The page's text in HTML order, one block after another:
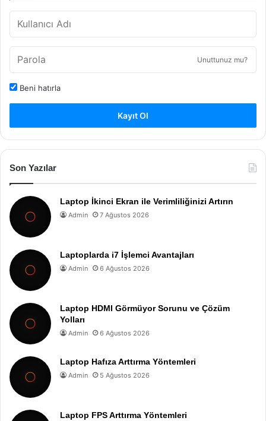
Unuttunuz mu?
Beni hatırla
Kayıt Ol
Son Yazılar
Laptop İkinci Ekran ile Verimliliğinizi Artırın
Admin 7 Ağustos 2026
Laptoplarda i7 İşlemci Avantajları
Admin 6 Ağustos 2026
Laptop HDMI Görmüyor Sorunu ve Çözüm
Yolları
Admin 6 Ağustos 2026
Laptop Hafıza Arttırma Yöntemleri
Admin 5 Ağustos 2026
Laptop FPS Arttırma Yöntemleri